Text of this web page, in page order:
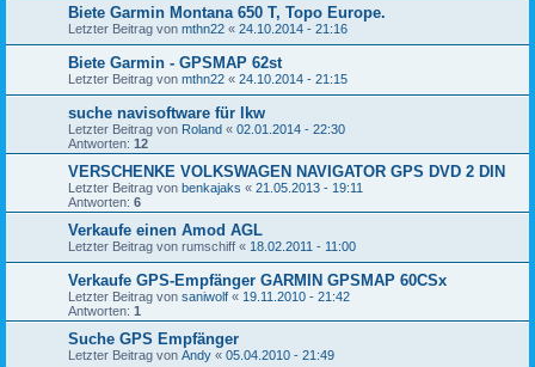
Biete Garmin Montana 650 T, Topo Europe.
Letzter Beitrag von mthn22 « 24.10.2014 - 21:16
Biete Garmin - GPSMAP 62st
Letzter Beitrag von mthn22 « 24.10.2014 - 21:15
suche navisoftware für lkw
Letzter Beitrag von Roland « 02.01.2014 - 22:30
Antworten: 12
VERSCHENKE VOLKSWAGEN NAVIGATOR GPS DVD 2 DIN
Letzter Beitrag von benkajaks « 21.05.2013 - 19:11
Antworten: 6
Verkaufe einen Amod AGL
Letzter Beitrag von rumschiff « 18.02.2011 - 11:00
Verkaufe GPS-Empfänger GARMIN GPSMAP 60CSx
Letzter Beitrag von saniwolf « 19.11.2010 - 21:42
Antworten: 1
Suche GPS Empfänger
Letzter Beitrag von Andy « 05.04.2010 - 21:49